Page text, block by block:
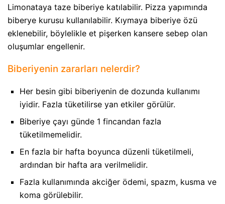
Limonataya taze biberiye katılabilir. Pizza yapımında
biberye kurusu kullanılabilir. Kıymaya biberiye özü
eklenebilir, böylelikle et pişerken kansere sebep olan
oluşumlar engellenir.
Biberiyenin zararları nelerdir?
Her besin gibi biberiyenin de dozunda kullanımı
iyidir. Fazla tüketilirse yan etkiler görülür.
Biberiye çayı günde 1 fincandan fazla
tüketilmemelidir.
En fazla bir hafta boyunca düzenli tüketilmeli,
ardından bir hafta ara verilmelidir.
Fazla kullanımında akciğer ödemi, spazm, kusma ve
koma görülebilir.